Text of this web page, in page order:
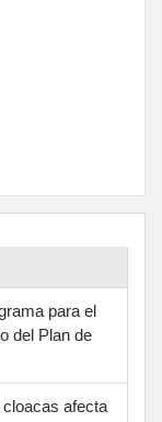
para el
del Plan de
afecta